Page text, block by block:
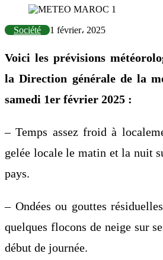
Société 1 février، 2025
Voici les prévisions
la Direction générale de la
samedi 1er février 2025 :
– Temps assez froid à
gelée locale le matin et la nuit
pays.
– Ondées ou gouttes
quelques flocons de neige sur
début de journée.